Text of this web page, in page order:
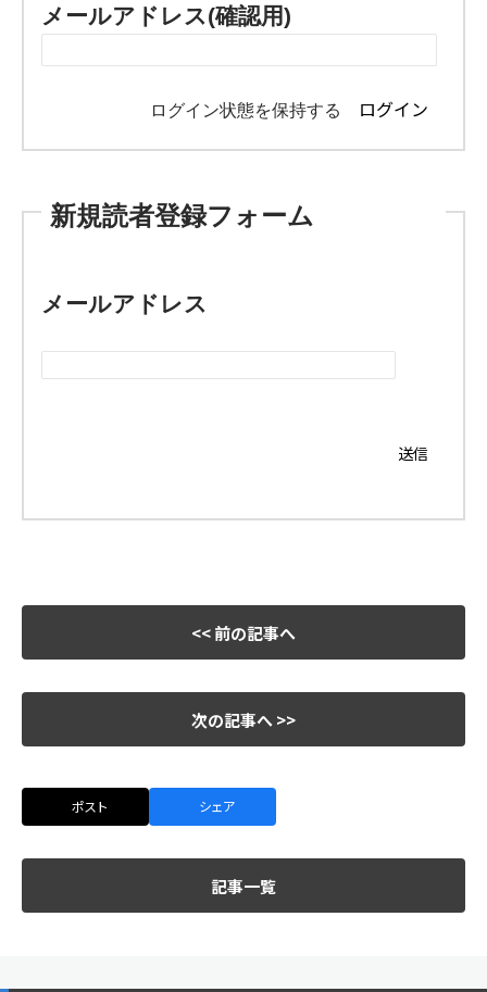
メールアドレス(確認用)
ログイン状態を保持する
新規読者登録フォーム
メールアドレス
<< 前の記事へ
次の記事へ >>
ポスト シェア
記事一覧